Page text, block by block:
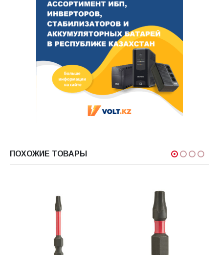
ПОХОЖИЕ ТОВАРЫ